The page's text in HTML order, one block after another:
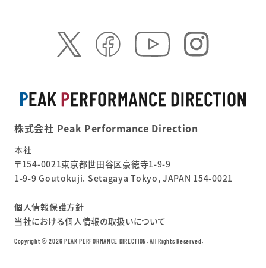
株式会社 Peak Performance Direction
本社
〒154-0021東京都世田谷区豪徳寺1-9-9
1-9-9 Goutokuji. Setagaya Tokyo, JAPAN 154-0021
個人情報保護方針
当社における個人情報の取扱いについて
Copyright ©︎ 2026 PEAK PERFORMANCE DIRECTION. All Rights Reserved.